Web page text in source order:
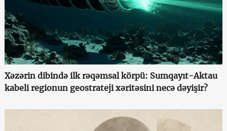
Xəzərin dibində ilk rəqəmsal körpü: Sumqayıt-Aktau
kabeli regionun geostrateji xəritəsini necə dəyişir?